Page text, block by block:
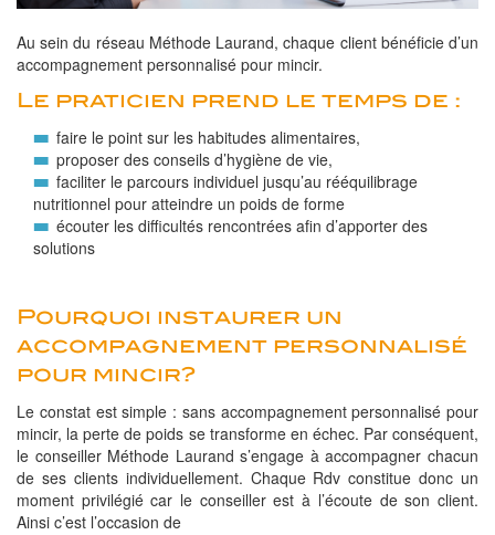
Au sein du réseau Méthode Laurand, chaque client bénéficie d’un
accompagnement personnalisé pour mincir.
Le praticien prend le temps de :
faire le point sur les habitudes alimentaires,
proposer des conseils d’hygiène de vie,
faciliter le parcours individuel jusqu’au rééquilibrage
nutritionnel pour atteindre un poids de forme
écouter les difficultés rencontrées afin d’apporter des
solutions
Pourquoi instaurer un
accompagnement personnalisé
pour mincir?
Le constat est simple : sans accompagnement personnalisé pour
mincir, la perte de poids se transforme en échec. Par conséquent,
le conseiller Méthode Laurand s’engage à accompagner chacun
de ses clients individuellement. Chaque Rdv constitue donc un
moment privilégié car le conseiller est à l’écoute de son client.
Ainsi c’est l’occasion de